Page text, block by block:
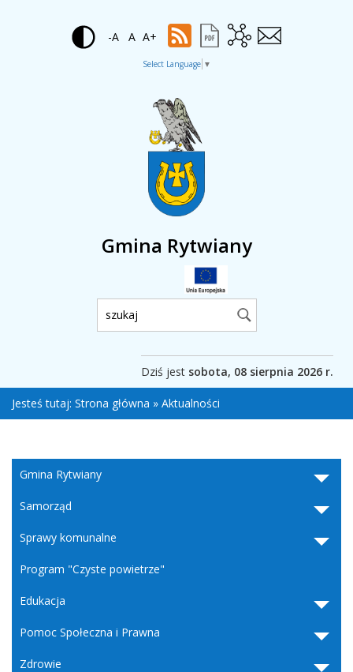
Gmina Rytwiany
-A A A+
Select Language ▼
Dziś jest sobota, 08 sierpnia 2026 r.
Jesteś tutaj: Strona główna » Aktualności
Gmina Rytwiany
Samorząd
Sprawy komunalne
Program "Czyste powietrze"
Edukacja
Pomoc Społeczna i Prawna
Zdrowie